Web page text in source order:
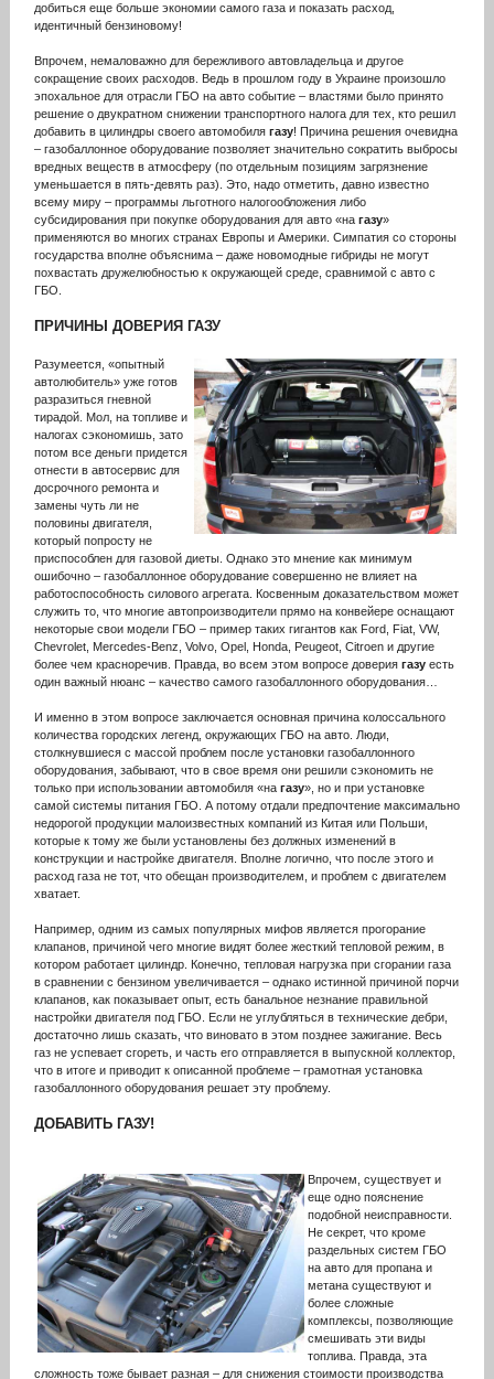
добиться еще больше экономии самого газа и показать расход,
идентичный бензиновому!
Впрочем, немаловажно для бережливого автовладельца и другое
сокращение своих расходов. Ведь в прошлом году в Украине произошло
эпохальное для отрасли ГБО на авто событие – властями было принято
решение о двукратном снижении транспортного налога для тех, кто решил
добавить в цилиндры своего автомобилягазу! Причина решения очевидна
– газобаллонное оборудование позволяет значительно сократить выбросы
вредных веществ в атмосферу (по отдельным позициям загрязнение
уменьшается в пять-девять раз). Это, надо отметить, давно известно
всему миру – программы льготного налогообложения либо
субсидирования при покупке оборудования для авто «нагазу»
применяются во многих странах Европы и Америки. Симпатия со стороны
государства вполне объяснима – даже новомодные гибриды не могут
похвастать дружелюбностью к окружающей среде, сравнимой с авто с
ГБО.
ПРИЧИНЫ ДОВЕРИЯ ГАЗУ
Разумеется, «опытный
автолюбитель» уже готов
разразиться гневной
тирадой. Мол, на топливе и
налогах сэкономишь, зато
потом все деньги придется
отнести в автосервис для
досрочного ремонта и
замены чуть ли не
половины двигателя,
который попросту не
приспособлен для газовой диеты. Однако это мнение как минимум
ошибочно – газобаллонное оборудование совершенно не влияет на
работоспособность силового агрегата. Косвенным доказательством может
служить то, что многие автопроизводители прямо на конвейере оснащают
некоторые свои модели ГБО – пример таких гигантов как Ford, Fiat, VW,
Chevrolet, Mercedes-Benz, Volvo, Opel, Honda, Peugeot, Citroen и другие
более чем красноречив. Правда, во всем этом вопросе довериягазуесть
один важный нюанс – качество самого газобаллонного оборудования…
И именно в этом вопросе заключается основная причина колоссального
количества городских легенд, окружающих ГБО на авто. Люди,
столкнувшиеся с массой проблем после установки газобаллонного
оборудования, забывают, что в свое время они решили сэкономить не
только при использовании автомобиля «нагазу», но и при установке
самой системы питания ГБО. А потому отдали предпочтение максимально
недорогой продукции малоизвестных компаний из Китая или Польши,
которые к тому же были установлены без должных изменений в
конструкции и настройке двигателя. Вполне логично, что после этого и
расход газа не тот, что обещан производителем, и проблем с двигателем
хватает.
Например, одним из самых популярных мифов является прогорание
клапанов, причиной чего многие видят более жесткий тепловой режим, в
котором работает цилиндр. Конечно, тепловая нагрузка при сгорании газа
в сравнении с бензином увеличивается – однако истинной причиной порчи
клапанов, как показывает опыт, есть банальное незнание правильной
настройки двигателя под ГБО. Если не углубляться в технические дебри,
достаточно лишь сказать, что виновато в этом позднее зажигание. Весь
газ не успевает сгореть, и часть его отправляется в выпускной коллектор,
что в итоге и приводит к описанной проблеме – грамотная установка
газобаллонного оборудования решает эту проблему.
ДОБАВИТЬГАЗУ!
Впрочем, существует и
еще одно пояснение
подобной неисправности.
Не секрет, что кроме
раздельных систем ГБО
на авто для пропана и
метана существуют и
более сложные
комплексы, позволяющие
смешивать эти виды
топлива. Правда, эта
сложность тоже бывает разная – для снижения стоимости производства